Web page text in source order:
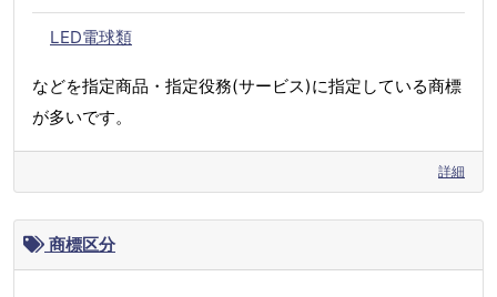
LED電球類
などを指定商品・指定役務(サービス)に指定している商標
が多いです。
詳細
商標区分